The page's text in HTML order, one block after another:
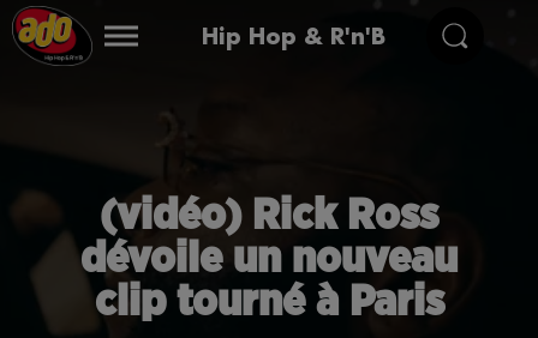
Hip Hop & R'n'B
(vidéo) Rick Ross
dévoile un nouveau
clip tourné à Paris